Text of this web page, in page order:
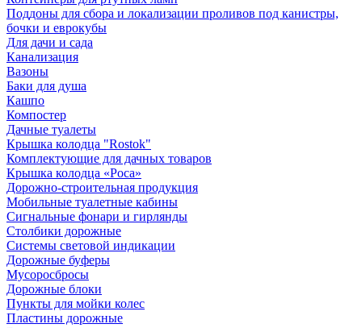
Поддоны для сбора и локализации проливов под канистры,
бочки и еврокубы
Для дачи и сада
Канализация
Вазоны
Баки для душа
Кашпо
Компостер
Дачные туалеты
Крышка колодца "Rostok"
Комплектующие для дачных товаров
Крышка колодца «Роса»
Дорожно-строительная продукция
Мобильные туалетные кабины
Сигнальные фонари и гирлянды
Столбики дорожные
Системы световой индикации
Дорожные буферы
Мусоросбросы
Дорожные блоки
Пункты для мойки колес
Пластины дорожные